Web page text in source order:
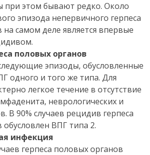
этом бывают редко. Около
эпизода непервичного герпеса
самом деле является впервые
половых органов
эпизоды, обусловленные
одного и того же типа. Для
легкое течение в отсутствие
неврологических и
В 90% случаев рецидив герпеса
ВПГ типа 2.
инфекция
герпеса половых органов